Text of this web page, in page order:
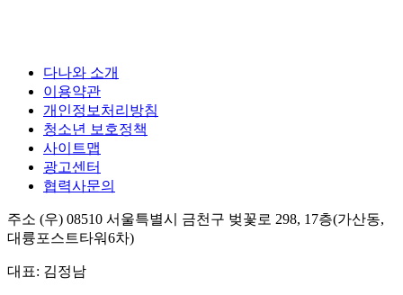
다나와 소개
이용약관
개인정보처리방침
청소년 보호정책
사이트맵
광고센터
협력사문의
주소 (우) 08510 서울특별시 금천구 벚꽃로 298, 17층(가산동,
대륭포스트타워6차)
대표: 김정남